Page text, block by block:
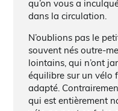
qu’on vous a
dans la circulation.
N’oublions pas le
souvent nés outre-
lointains, qui n’ont
équilibre sur un vélo
adapté.
qui est entièrement